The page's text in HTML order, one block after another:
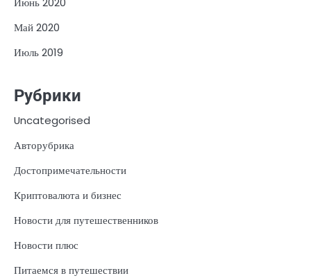
Май 2020
Июль 2019
Рубрики
Uncategorised
Авторубрика
Достопримечательности
Криптовалюта и бизнес
Новости для путешественников
Новости плюс
Питаемся в путешествии